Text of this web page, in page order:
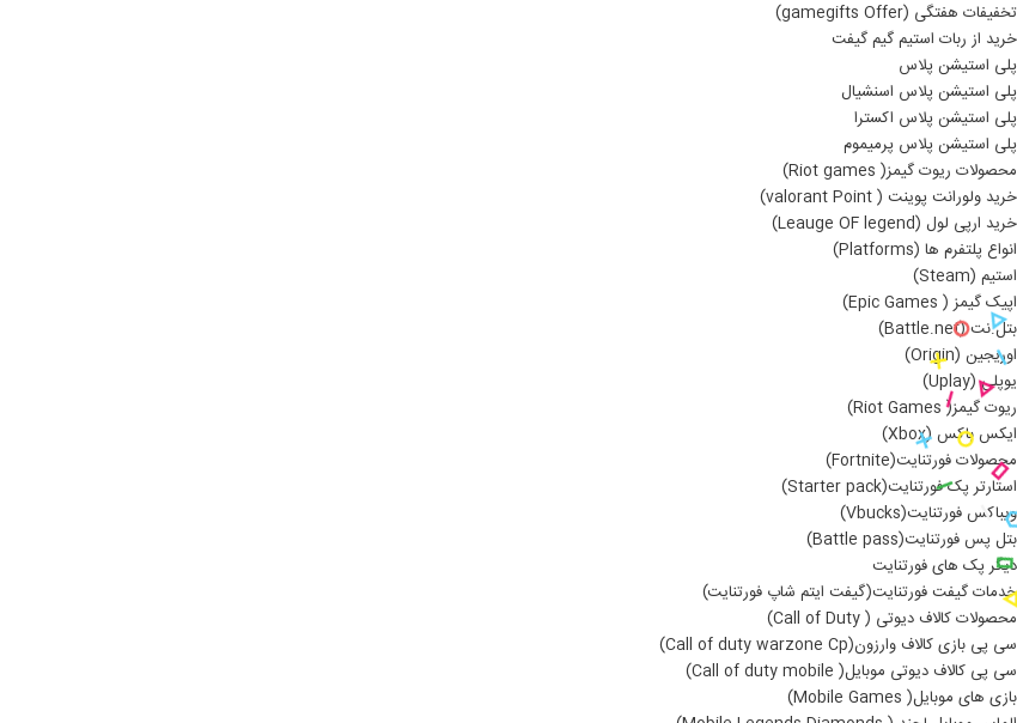
تخفیفات هفتگی (gamegifts Offer)
خرید از ربات استیم گیم گیفت
پلی استیشن پلاس
پلی استیشن پلاس اسنشیال
پلی استیشن پلاس اکسترا
پلی استیشن پلاس پرمیموم
محصولات ریوت گیمز( Riot games)
خرید ولورانت پوینت ( valorant Point)
خرید ارپی لول (Leauge OF legend)
انواع پلتفرم ها (Platforms)
استیم (Steam)
اپیک گیمز ( Epic Games)
بتل.نت (Battle.net)
اوریجین (Origin)
یوپلی (Uplay)
ریوت گیمز( Riot Games)
ایکس باکس (Xbox)
محصولات فورتنایت(Fortnite)
استارتر پک فورتنایت(Starter pack)
ویباکس فورتنایت(Vbucks)
بتل پس فورتنایت(Battle pass)
دیگر پک های فورتنایت
خدمات گیفت فورتنایت(گیفت ایتم شاپ فورتنایت)
محصولات کالاف دیوتی ( Call of Duty)
سی پی بازی کالاف وارزون(Call of duty warzone Cp)
سی پی کالاف دیوتی موبایل( Call of duty mobile)
بازی های موبایل( Mobile Games)